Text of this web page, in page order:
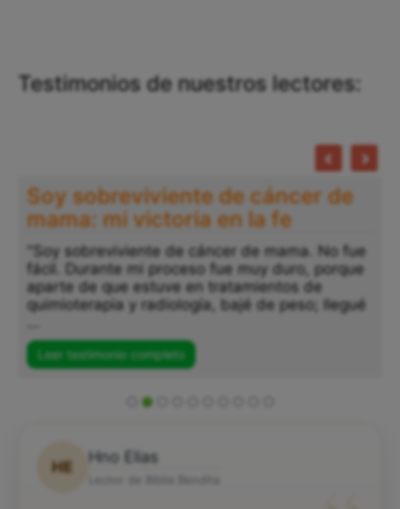
Testimonios de nuestros lectores:
Soy sobreviviente de cáncer de
mama: mi victoria en la fe
"Soy sobreviviente de cáncer de mama. No fue
fácil. Durante mi proceso fue muy duro, porque
aparte de que estuve en tratamientos de
quimioterapia y radiología, bajé de peso; llegué
Leer testimonio completo
HE
Hno Elias